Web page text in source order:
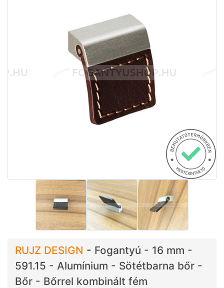
RUJZ DESIGN - Fogantyú - 16 mm -
591.15 - Alumínium - Sötétbarna bőr -
Bőr - Bőrrel kombinált fém